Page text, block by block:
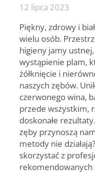
12 lipca 2023
Piękny, zdrowy i
wielu osób.
higieny jamy
wystąpienie plam,
żółknięcie i
naszych zębów.
czerwonego wina,
przede wszystkim,
doskonałe
zęby przynoszą
metody nie
skorzystać z